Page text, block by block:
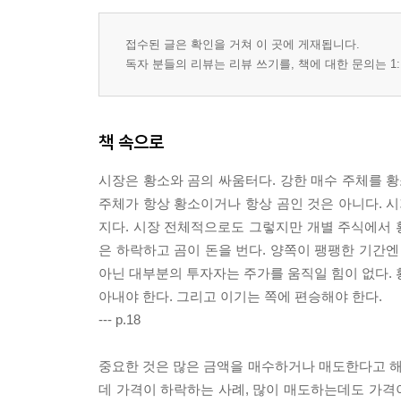
접수된 글은 확인을 거쳐 이 곳에 게재됩니다.
독자 분들의 리뷰는 리뷰 쓰기를, 책에 대한 문의는
책 속으로
시장은 황소와 곰의 싸움터다. 강한 매수 주체를
주체가 항상 황소이거나 항상 곰인 것은 아니다.
지다. 시장 전체적으로도 그렇지만 개별 주식에
은 하락하고 곰이 돈을 번다. 양쪽이 팽팽한 기간
아닌 대부분의 투자자는 주가를 움직일 힘이 없다
아내야 한다. 그리고 이기는 쪽에 편승해야 한다.
--- p.18
중요한 것은 많은 금액을 매수하거나 매도한다고
데 가격이 하락하는 사례, 많이 매도하는데도 가